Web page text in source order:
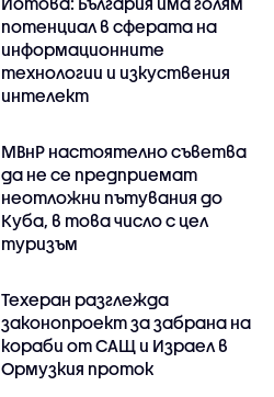
потенциал в сферата на
информационните
технологии и изкуствения
интелект
МВнР настоятелно съветва
да не се предприемат
неотложни пътувания до
Куба, в това число с цел
туризъм
Техеран разглежда
законопроект за забрана на
кораби от САЩ и Израел в
Ормузкия проток